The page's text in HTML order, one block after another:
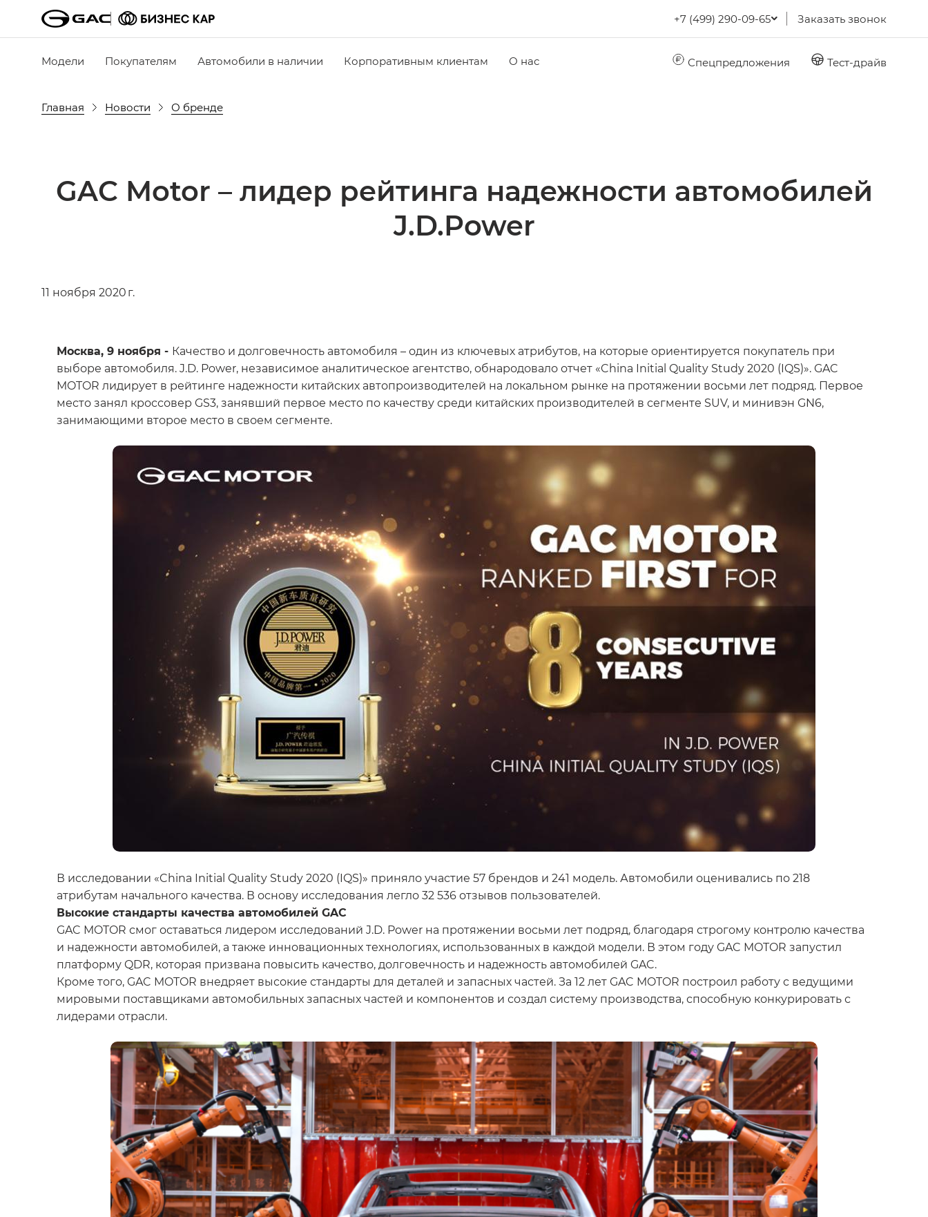
+7 (499) 290-09-65 Заказать звонок
Модели Покупателям Автомобили в наличии Корпоративным клиентам О нас Спецпредложения Тест-драйв
Главная Новости О бренде
GAC Motor – лидер рейтинга надежности автомобилей
J.D.Power
11 ноября 2020 г.
Москва, 9 ноября - Качество и долговечность автомобиля – один из ключевых атрибутов, на которые ориентируется покупатель при
выборе автомобиля. J.D. Power, независимое аналитическое агентство, обнародовало отчет «China Initial Quality Study 2020 (IQS)». GAC
MOTOR лидирует в рейтинге надежности китайских автопроизводителей на локальном рынке на протяжении восьми лет подряд. Первое
место занял кроссовер GS3, занявший первое место по качеству среди китайских производителей в сегменте SUV, и минивэн GN6,
занимающими второе место в своем сегменте.
В исследовании «China Initial Quality Study 2020 (IQS)» приняло участие 57 брендов и 241 модель. Автомобили оценивались по 218
атрибутам начального качества. В основу исследования легло 32 536 отзывов пользователей.
Высокие стандарты качества автомобилей GAC
GAC MOTOR смог оставаться лидером исследований J.D. Power на протяжении восьми лет подряд, благодаря строгому контролю качества
и надежности автомобилей, а также инновационных технологиях, использованных в каждой модели. В этом году GAC MOTOR запустил
платформу QDR, которая призвана повысить качество, долговечность и надежность автомобилей GAC.
Кроме того, GAC MOTOR внедряет высокие стандарты для деталей и запасных частей. За 12 лет GAC MOTOR построил работу с ведущими
мировыми поставщиками автомобильных запасных частей и компонентов и создал систему производства, способную конкурировать с
лидерами отрасли.